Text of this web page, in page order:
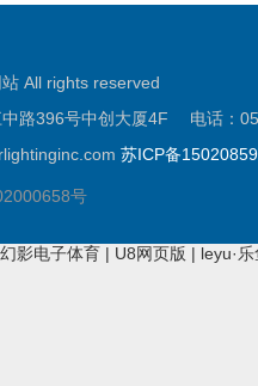
站 All rights reserved
中路396号中创大厦4F 电话：
苏ICP备
号
幻影电子体育| U8网页版 | leyu·